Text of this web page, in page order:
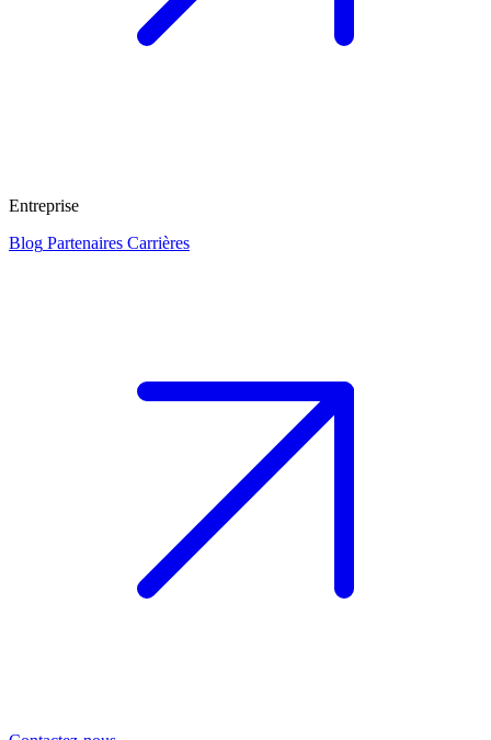
Entreprise
Blog Partenaires Carrières